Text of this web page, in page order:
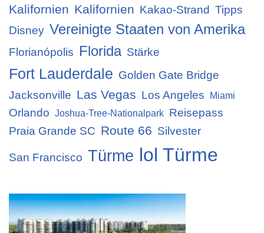
Kalifornien Kalifornien Kakao-Strand Tipps
Disney Vereinigte Staaten von Amerika
Florianópolis Florida Stärke
Fort Lauderdale Golden Gate Bridge
Jacksonville Las Vegas Los Angeles Miami
Orlando Joshua-Tree-Nationalpark Reisepass
Praia Grande SC Route 66 Silvester
San Francisco Türme lol Türme